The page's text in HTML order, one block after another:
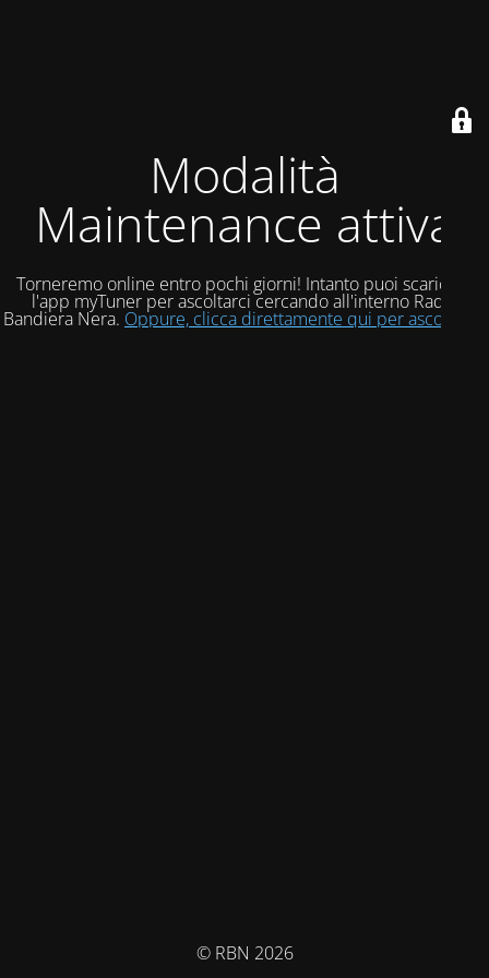
Modalità
Maintenance attiva
Torneremo online entro pochi giorni! Intanto puoi scaricare
l'app myTuner per ascoltarci cercando all'interno Radio
Bandiera Nera. Oppure, clicca direttamente qui per ascoltarci!
© RBN 2026